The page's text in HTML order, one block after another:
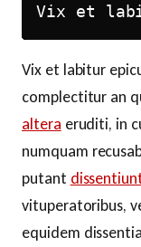
Vix et
Vix et labitur
complectitur an
altera eruditi, in
numquam
putant
vituperatoribus,
equidem